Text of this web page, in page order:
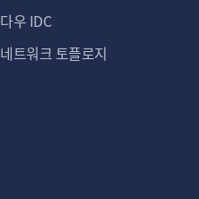
다우 IDC
네트워크 토플로지